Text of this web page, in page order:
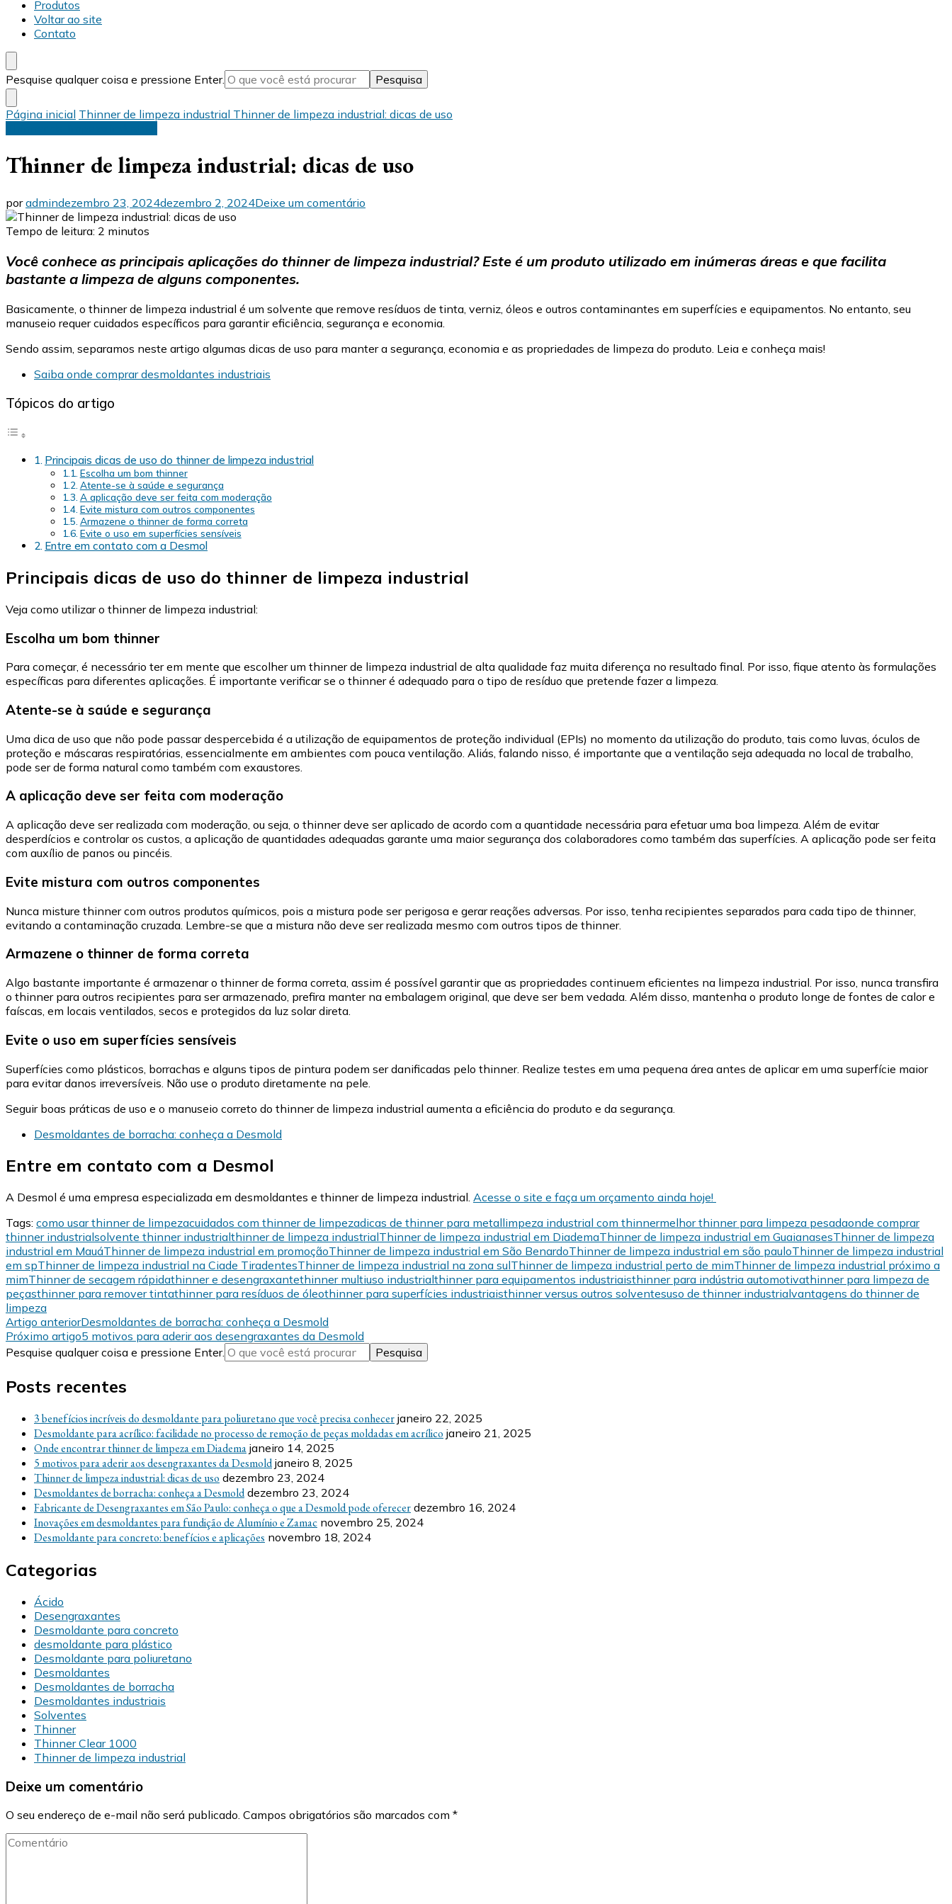
Produtos
Voltar ao site
Contato
Procurando
algo?
Pesquise qualquer coisa e pressione Enter.
Página inicial Thinner de limpeza industrial Thinner de limpeza industrial: dicas de uso
Thinner de limpeza industrial: dicas de uso
poradmindezembro 23, 2024dezembro 2, 2024Deixe um comentário
industrial:
dicas
Tempo de leitura: 2 minutos
Você conhece as principais aplicações do thinner de limpeza industrial? Este é um produto utilizado em inúmeras áreas e que facilita
bastante a limpeza de alguns componentes.
Basicamente, o thinner de limpeza industrial é um solvente que remove resíduos de tinta, verniz, óleos e outros contaminantes em superfícies e equipamentos. No entanto, seu
manuseio requer cuidados específicos para garantir eficiência, segurança e economia.
Sendo assim, separamos neste artigo algumas dicas de uso para manter a segurança, economia e as propriedades de limpeza do produto. Leia e conheça mais!
Saiba onde comprar desmoldantes industriais
Tópicos do artigo
Principais dicas de uso do thinner de limpeza industrial
Escolha um bom thinner
Atente-se à saúde e segurança
A aplicação deve ser feita com moderação
Evite mistura com outros componentes
Armazene o thinner de forma correta
Evite o uso em superfícies sensíveis
Entre em contato com a Desmol
Principais dicas de uso do thinner de limpeza industrial
Veja como utilizar o thinner de limpeza industrial:
Escolha um bom thinner
Para começar, é necessário ter em mente que escolher um thinner de limpeza industrial de alta qualidade faz muita diferença no resultado final. Por isso, fique atento às formulações
específicas para diferentes aplicações. É importante verificar se o thinner é adequado para o tipo de resíduo que pretende fazer a limpeza.
Atente-se à saúde e segurança
Uma dica de uso que não pode passar despercebida é a utilização de equipamentos de proteção individual (EPIs) no momento da utilização do produto, tais como luvas, óculos de
proteção e máscaras respiratórias, essencialmente em ambientes com pouca ventilação. Aliás, falando nisso, é importante que a ventilação seja adequada no local de trabalho,
pode ser de forma natural como também com exaustores.
A aplicação deve ser feita com moderação
A aplicação deve ser realizada com moderação, ou seja, o thinner deve ser aplicado de acordo com a quantidade necessária para efetuar uma boa limpeza. Além de evitar
desperdícios e controlar os custos, a aplicação de quantidades adequadas garante uma maior segurança dos colaboradores como também das superfícies. A aplicação pode ser feita
com auxílio de panos ou pincéis.
Evite mistura com outros componentes
Nunca misture thinner com outros produtos químicos, pois a mistura pode ser perigosa e gerar reações adversas. Por isso, tenha recipientes separados para cada tipo de thinner,
evitando a contaminação cruzada. Lembre-se que a mistura não deve ser realizada mesmo com outros tipos de thinner.
Armazene o thinner de forma correta
Algo bastante importante é armazenar o thinner de forma correta, assim é possível garantir que as propriedades continuem eficientes na limpeza industrial. Por isso, nunca transfira
o thinner para outros recipientes para ser armazenado, prefira manter na embalagem original, que deve ser bem vedada. Além disso, mantenha o produto longe de fontes de calor e
faíscas, em locais ventilados, secos e protegidos da luz solar direta.
Evite o uso em superfícies sensíveis
Superfícies como plásticos, borrachas e alguns tipos de pintura podem ser danificadas pelo thinner. Realize testes em uma pequena área antes de aplicar em uma superfície maior
para evitar danos irreversíveis. Não use o produto diretamente na pele.
Seguir boas práticas de uso e o manuseio correto do thinner de limpeza industrial aumenta a eficiência do produto e da segurança.
Desmoldantes de borracha: conheça a Desmold
Entre em contato com a Desmol
A Desmol é uma empresa especializada em desmoldantes e thinner de limpeza industrial. Acesse o site e faça um orçamento ainda hoje!
Tags: como usar thinner de limpezacuidados com thinner de limpezadicas de thinner para metallimpeza industrial com thinnermelhor thinner para limpeza pesadaonde comprar
thinner industrialsolvente thinner industrialthinner de limpeza industrialThinner de limpeza industrial em DiademaThinner de limpeza industrial em GuaianasesThinner de limpeza
industrial em MauáThinner de limpeza industrial em promoçãoThinner de limpeza industrial em São BenardoThinner de limpeza industrial em são pauloThinner de limpeza industrial
em spThinner de limpeza industrial na Ciade TiradentesThinner de limpeza industrial na zona sulThinner de limpeza industrial perto de mimThinner de limpeza industrial próximo a
mimThinner de secagem rápidathinner e desengraxantethinner multiuso industrialthinner para equipamentos industriaisthinner para indústria automotivathinner para limpeza de
peçasthinner para remover tintathinner para resíduos de óleothinner para superfícies industriaisthinner versus outros solventesuso de thinner industrialvantagens do thinner de
limpeza
Navegação
de
Artigo anteriorDesmoldantes de borracha: conheça a Desmold
Próximo artigo5 motivos para aderir aos desengraxantes da Desmold
Procurando
Pesquise qualquer coisa e pressione Enter.
Posts recentes
3 benefícios incríveis do desmoldante para poliuretano que você precisa conhecer janeiro 22, 2025
Desmoldante para acrílico: facilidade no processo de remoção de peças moldadas em acrílico janeiro 21, 2025
Onde encontrar thinner de limpeza em Diadema janeiro 14, 2025
5 motivos para aderir aos desengraxantes da Desmold janeiro 8, 2025
Thinner de limpeza industrial: dicas de uso dezembro 23, 2024
Desmoldantes de borracha: conheça a Desmold dezembro 23, 2024
Fabricante de Desengraxantes em São Paulo: conheça o que a Desmold pode oferecer dezembro 16, 2024
Inovações em desmoldantes para fundição de Alumínio e Zamac novembro 25, 2024
Desmoldante para concreto: benefícios e aplicações novembro 18, 2024
Categorias
Ácido
Desengraxantes
Desmoldante para concreto
desmoldante para plástico
Desmoldante para poliuretano
Desmoldantes
Desmoldantes de borracha
Desmoldantes industriais
Solventes
Thinner
Thinner Clear 1000
Thinner de limpeza industrial
Deixe um comentário
O seu endereço de e-mail não será publicado. Campos obrigatórios são marcados com *
Comentário